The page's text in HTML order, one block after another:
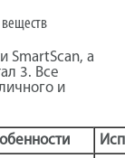
SmartScan, а
3. Все
и